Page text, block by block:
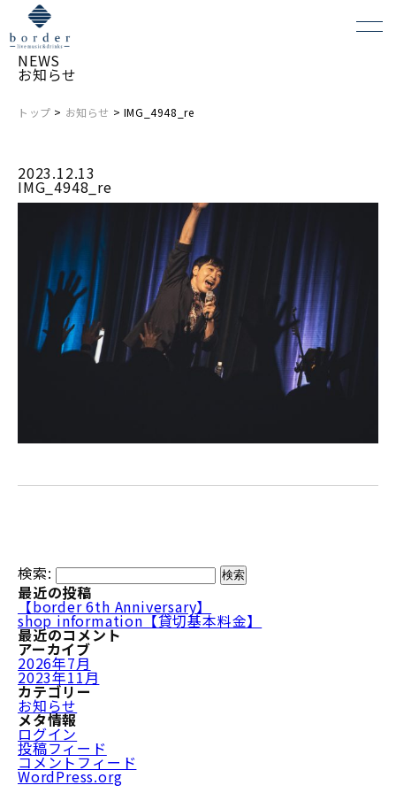
NEWS
お知らせ
トップ > お知らせ > IMG_4948_re
2023.12.13
IMG_4948_re
検索:
最近の投稿
【border 6th Anniversary】
shop information【貸切基本料金】
最近のコメント
アーカイブ
2026年7月
2023年11月
カテゴリー
お知らせ
メタ情報
ログイン
投稿フィード
コメントフィード
WordPress.org